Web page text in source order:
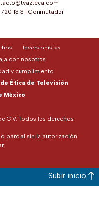
1313
Conmutador
C.V. Todos los derechos
parcial sin la autorización
Inversionistas
con nosotros
y cumplimiento
Ética de Televisión
México
Subir inicio